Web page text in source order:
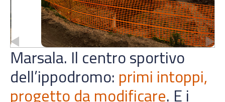
Marsala. Il centro sportivo
dell’ippodromo: primi intoppi,
progetto da modificare. E i